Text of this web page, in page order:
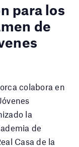
para los
de
colabora en
la
de
Casa de la